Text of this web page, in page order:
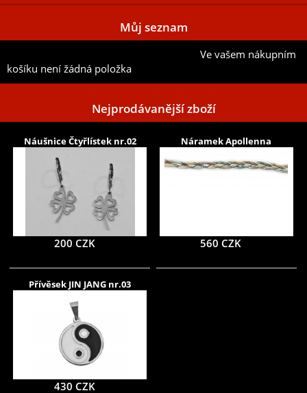
Můj seznam
Ve vašem nákupním
košíku není žádná položka
Nejprodávanější zboží
Náušnice Čtyřlístek nr.02
200 CZK
Náramek Apollenna
560 CZK
Přívěsek JIN JANG nr.03
430 CZK